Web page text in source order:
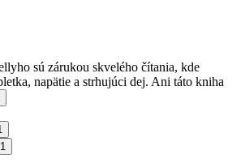
sú zárukou skvelého čítania, kde
napätie a strhujúci dej. Ani táto kniha
1